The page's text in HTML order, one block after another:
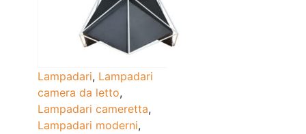
Lampadari, Lampadari
camera da letto,
Lampadari cameretta,
Lampadari moderni,